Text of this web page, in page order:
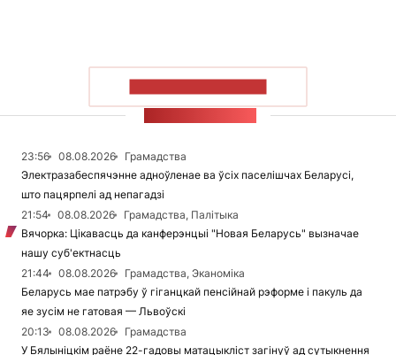
23:56 08.08.2026
Грамадства
Электразабеспячэнне адноўленае ва ўсіх паселішчах Беларусі,
што пацярпелі ад непагадзі
21:54
08.08.2026
Грамадства, Палітыка
Вячорка: Цікавасць да канферэнцыі "Новая Беларусь" вызначае
нашу суб'ектнасць
21:44
08.08.2026
Грамадства, Эканоміка
Беларусь мае патрэбу ў гіганцкай пенсійнай рэформе і пакуль да
яе зусім не гатовая — Львоўскі
20:13
08.08.2026
Грамадства
У Бялыніцкім раёне 22-гадовы матацыкліст загінуў ад сутыкнення